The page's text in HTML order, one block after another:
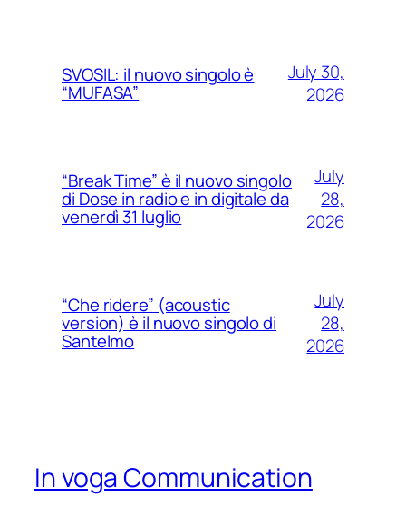
SVOSIL: il nuovo singolo è
“MUFASA”
July 30,
2026
“Break Time” è il nuovo singolo
di Dose in radio e in digitale da
venerdì 31 luglio
July
28,
2026
“Che ridere” (acoustic
version) è il nuovo singolo di
Santelmo
July
28,
2026
In voga Communication